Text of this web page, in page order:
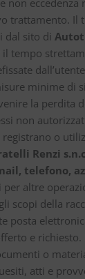
trattamento. Il
dal sito di
tempo
minime di
la perdita
non
o
Renzi
telefono,
per altre
scopi della
posta
e richiesto.
o
atti e